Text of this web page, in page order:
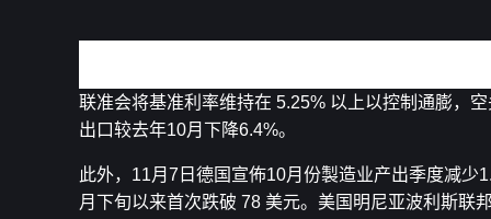
联准会将基准利率维持在 5.25% 以上以控制通膨，
出口较去年10月下降6.4%。
此外，11月7日德国宣佈10月份製造业产出季度减
月下旬以来首次跌破 78 美元。美国明尼亚波利斯联